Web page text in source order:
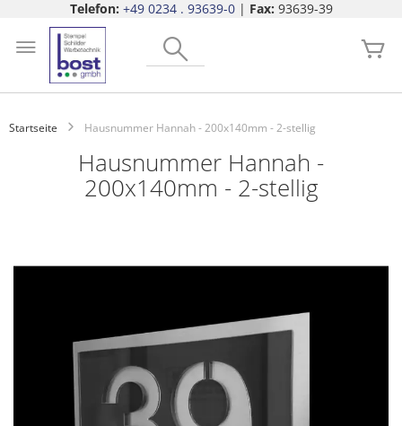
Telefon: +49 0234 . 93639-0| Fax: 93639-39
springen
Startseite Hausnummer Hannah - 200x140mm - 2-stellig
Hausnummer Hannah -
200x140mm - 2-stellig
der